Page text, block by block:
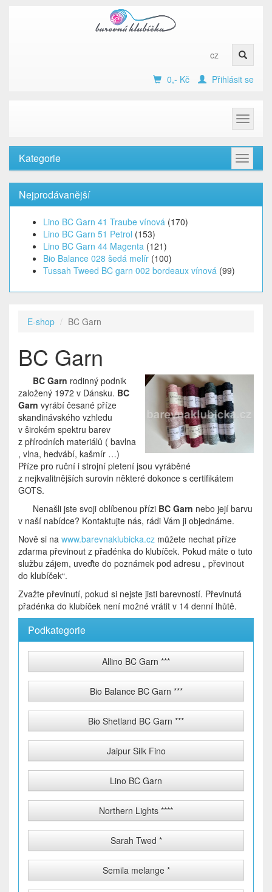
cz
0,- Kč Přihlásit se
Toggle
Toggle
Kategorie
Nejprodávanější
Lino BC Garn 41 Traube vínová (170)
Lino BC Garn 51 Petrol (153)
Lino BC Garn 44 Magenta (121)
Bio Balance 028 šedá melír (100)
Tussah Tweed BC garn 002 bordeaux vínová (99)
E-shop BC Garn
BC Garn
BC Garn rodinný podnik
založený 1972 v Dánsku. BC
Garn vyrábí česané příze
skandinávského vzhledu
v širokém spektru barev
z přírodních materiálů ( bavlna
, vlna, hedvábí, kašmír …)
Příze pro ruční i strojní pletení jsou vyráběné
z nejkvalitnějších surovin některé dokonce s certifikátem
GOTS.
Nenašli jste svoji oblíbenou přízi BC Garn nebo její barvu
v naší nabídce? Kontaktujte nás, rádi Vám ji objednáme.
Nově si na www.barevnaklubicka.cz můžete nechat příze
zdarma převinout z přadénka do klubíček. Pokud máte o tuto
službu zájem, uveďte do poznámek pod adresu „ převinout
do klubíček“.
Zvažte převinutí, pokud si nejste jisti barevností. Převinutá
přadénka do klubíček není možné vrátit v 14 denní lhůtě.
Podkategorie
Allino BC Garn ***
Bio Balance BC Garn ***
Bio Shetland BC Garn ***
Jaipur Silk Fino
Lino BC Garn
Northern Lights ****
Sarah Twed *
Semila melange *